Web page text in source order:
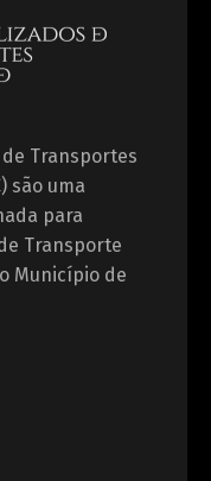
Transportes
são uma
para
Transporte
Município de